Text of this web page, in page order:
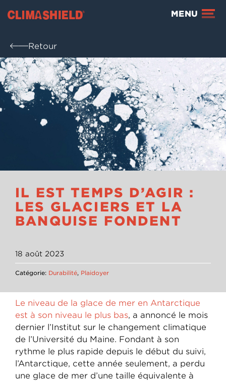
Climashield® MENU
Retour
IL EST TEMPS D’AGIR :
LES GLACIERS ET LA
BANQUISE FONDENT
18 août 2023
Catégorie: Durabilité, Plaidoyer
Le niveau de la glace de mer en Antarctique
est à son niveau le plus bas, a annoncé le mois
dernier l’Institut sur le changement climatique
de l’Université du Maine. Fondant à son
rythme le plus rapide depuis le début du suivi,
l’Antarctique, cette année seulement, a perdu
une glace de mer d’une taille équivalente à